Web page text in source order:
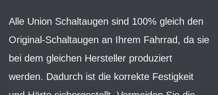
Alle Union Schaltaugen sind 100% gleich den
Original-Schaltaugen an Ihrem Fahrrad, da sie
bei dem gleichen Hersteller produziert
werden. Dadurch ist die korrekte Festigkeit